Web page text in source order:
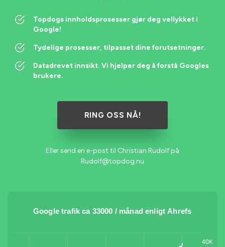
Topdogs innholdsprosesser gjør deg vellykket i
Google!
Tydelige prosesser, tilpasset dine forutsetninger.
Datadrevet innsikt. Vi hjelper deg å forstå Googles
brukere.
RING OSS NÅ!
Eller send en e-post til Christian Rudolf på
Rudolf@topdog.nu